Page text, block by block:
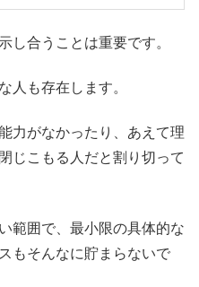
し合うことは重要です。
人も存在します。
力がなかったり、あえて理
じこもる人だと割り切って
範囲で、最小限の具体的な
もそんなに貯まらないで